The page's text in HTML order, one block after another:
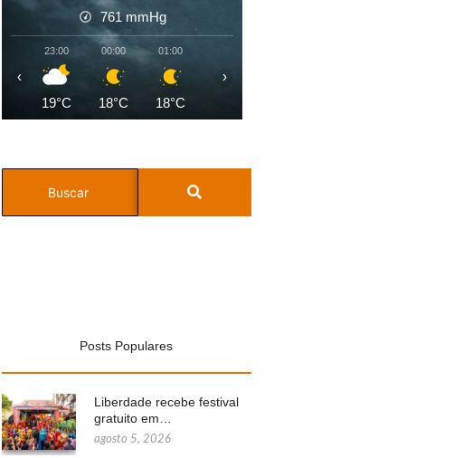
761 mmHg
23:00
19°C
00:00
18°C
01:00
18°C
‹ ›
Posts Populares
Liberdade recebe festival
gratuito em…
agosto 5, 2026